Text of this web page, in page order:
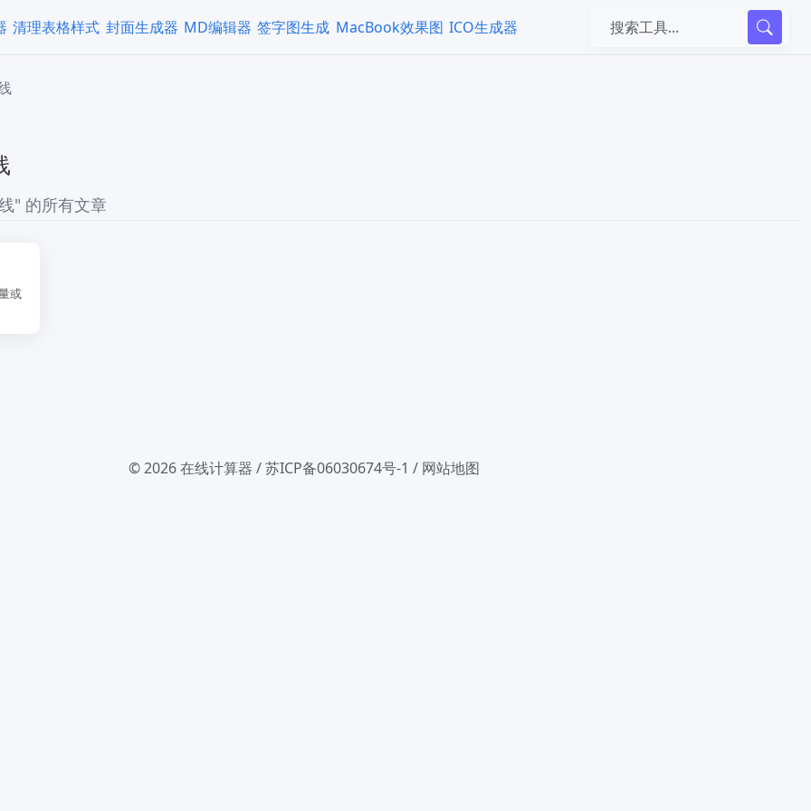
清理表格样式 封面生成器 MD编辑器 签字图生成 MacBook效果图 ICO生成器
" 的所有文章
或
© 2026在线计算器 /苏ICP备06030674号-1 / 网站地图